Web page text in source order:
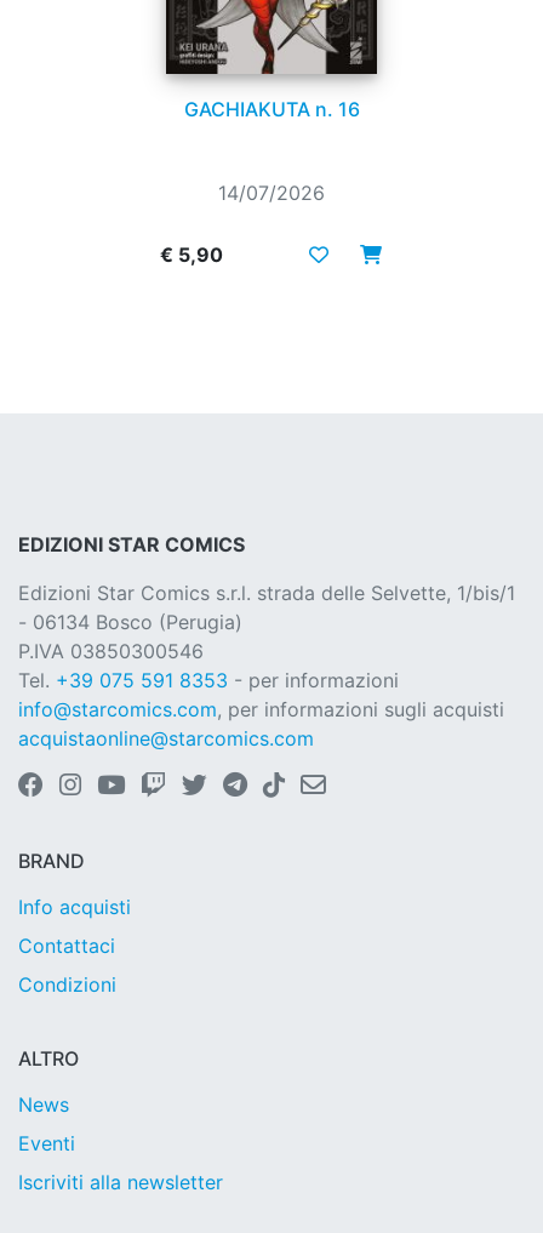
GACHIAKUTA n. 16
14/07/2026
€ 5,90
EDIZIONI STAR COMICS
Edizioni Star Comics s.r.l. strada delle Selvette, 1/bis/1
- 06134 Bosco (Perugia)
P.IVA 03850300546
Tel. +39 075 591 8353 - per informazioni
info@starcomics.com, per informazioni sugli acquisti
acquistaonline@starcomics.com
BRAND
Info acquisti
Contattaci
Condizioni
ALTRO
News
Eventi
Iscriviti alla newsletter